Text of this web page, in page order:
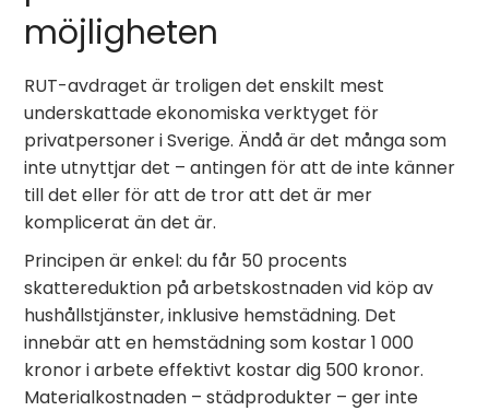
möjligheten
RUT-avdraget är troligen det enskilt mest
underskattade ekonomiska verktyget för
privatpersoner i Sverige. Ändå är det många som
inte utnyttjar det – antingen för att de inte känner
till det eller för att de tror att det är mer
komplicerat än det är.
Principen är enkel: du får 50 procents
skattereduktion på arbetskostnaden vid köp av
hushållstjänster, inklusive hemstädning. Det
innebär att en hemstädning som kostar 1 000
kronor i arbete effektivt kostar dig 500 kronor.
Materialkostnaden – städprodukter – ger inte